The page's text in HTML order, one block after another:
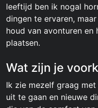
leeftijd ben ik nogal
dingen te ervaren,
houd van avonturen en
plaatsen.
Wat zijn je
Ik zie mezelf graag
uit te gaan en nieuwe